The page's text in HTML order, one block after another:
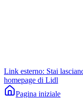
Link esterno: Stai
homepage di Lidl
Pagina iniziale